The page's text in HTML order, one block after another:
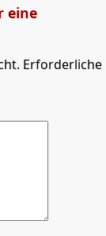
eine
Erforderliche